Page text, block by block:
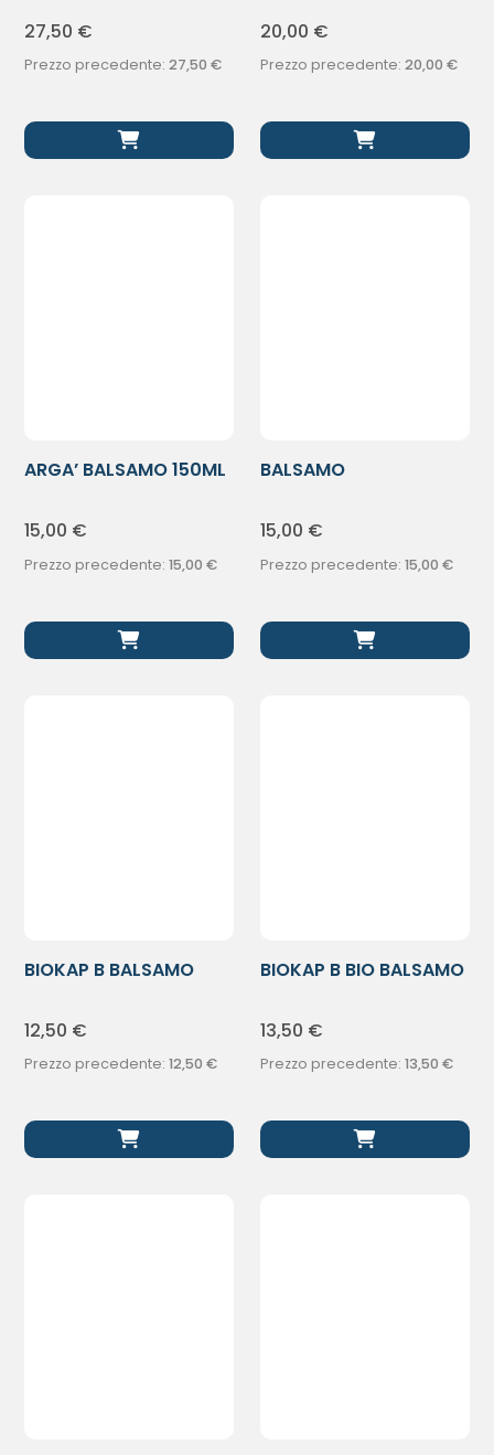
27,50 €
Prezzo precedente:27,50 €
20,00 €
Prezzo precedente: 20,00 €
ARGA’ BALSAMO 150ML
15,00 €
Prezzo precedente:15,00 €
BALSAMO
15,00 €
Prezzo precedente: 15,00 €
BIOKAP B BALSAMO
12,50 €
Prezzo precedente:12,50 €
BIOKAP B BIO BALSAMO
13,50 €
Prezzo precedente: 13,50 €